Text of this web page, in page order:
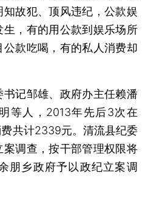
故犯、顶风违纪，公款娱
，有的用公款到娱乐场所
款吃喝，有的私人消费却
记邹雄、政府办主任赖潘
等人，2013年先后3次在
共计2339元。清流县纪委
调查，按干部管理权限将
朋乡政府予以政纪立案调